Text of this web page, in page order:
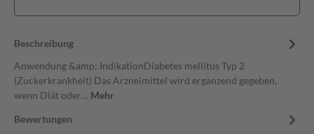
Beschreibung
Anwendung &amp; IndikationDiabetes mellitus Typ 2
(Zuckerkrankheit) Das Arzneimittel wird ergänzend gegeben,
wenn Diät oder… Mehr
Bewertungen